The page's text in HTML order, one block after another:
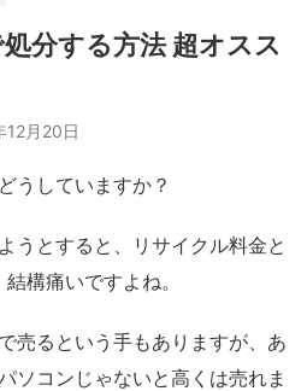
分する方法 超オスス
12月20日
うしていますか？
うとすると、リサイクル料金と
構痛いですよね。
売るという手もありますが、あ
ソコンじゃないと高くは売れま